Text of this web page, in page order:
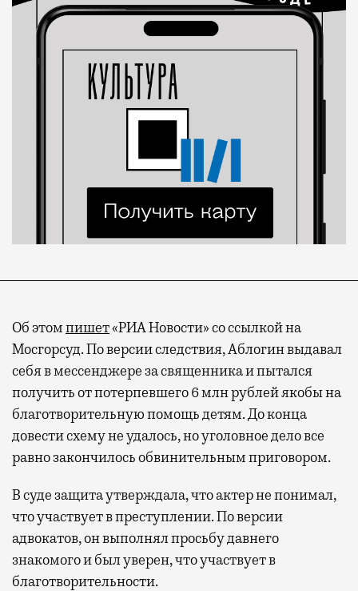
Об этомпишет«РИА Новости» со ссылкой на
Мосгорсуд. По версии следствия, Аблогин выдавал
себя в мессенджере за священника и пытался
получить от потерпевшего 6 млн рублей якобы на
благотворительную помощь детям. До конца
довести схему не удалось, но уголовное дело все
равно закончилось обвинительным приговором.
В суде защита утверждала, что актер не понимал,
что участвует в преступлении. По версии
адвокатов, он выполнял просьбу давнего
знакомого и был уверен, что участвует в
благотворительности.